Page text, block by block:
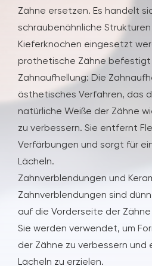
Zähne ersetzen. Es handelt
schraubenähnliche
Kieferknochen eingesetzt
prothetische Zähne befestigt
Zahnaufhellung: Die
ästhetisches Verfahren, das
natürliche Weiße der Zähne
zu verbessern. Sie entfernt
Verfärbungen und sorgt für
Lächeln.
Zahnverblendungen und
Zahnverblendungen sind
auf die Vorderseite der
Sie werden verwendet, um
der Zähne zu verbessern und
Lächeln zu erzielen.